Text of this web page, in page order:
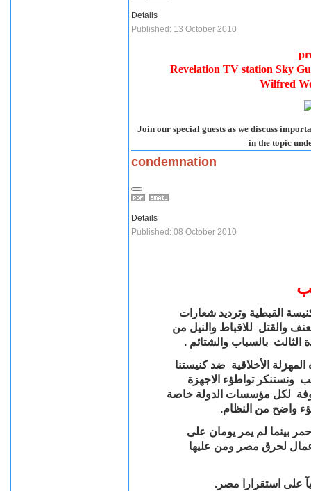
Details
Published: 13 October 2010
Revelation TV station Sky
Wilfred
Join our special guests as we discuss
in the topic
condemnation
Details
Published: 08 October 2010
القبطية وترديد شعارات
والقتل للاقباط والنيل من
الثالث بالسباب والشتائم .
الأخلاقية ضد كنيستنا
ونستنكر تواطؤء الاجهزة
لكل مؤسسات الدولة خاصة
واضح من النظام.
بينما لم يمر يومان على
لحرق مصر ومن عليها
على استقرارا مصر.